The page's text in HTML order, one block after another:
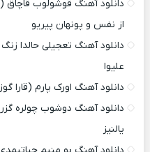
دانلود آهنگ قوشولوب قاچاق
از نفس و پونهان پیریو
دانلود آهنگ تعجیلی حالدا
علیوا
دانلود آهنگ اورک پارم (قارا
دانلود آهنگ دوشوب چولره
یالنیز